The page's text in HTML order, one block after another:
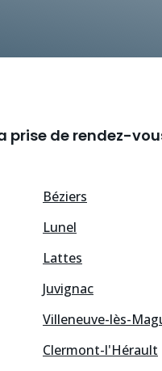
prise de rendez-
Béziers
Lunel
Lattes
Juvignac
Villeneuve-lès-
Clermont-l'Hérault